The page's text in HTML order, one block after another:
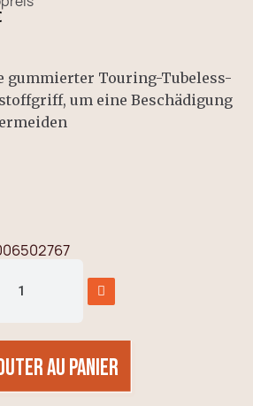
gummierter Touring-Tubeless-
um eine Beschädigung
AU PANIER